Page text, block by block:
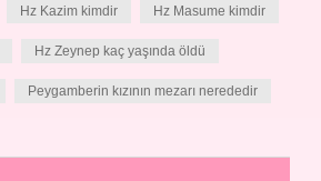
Hz Kazim kimdir Hz Masume kimdir
Hz Zeynep kaç yaşında öldü
Peygamberin kızının mezarı nerededir